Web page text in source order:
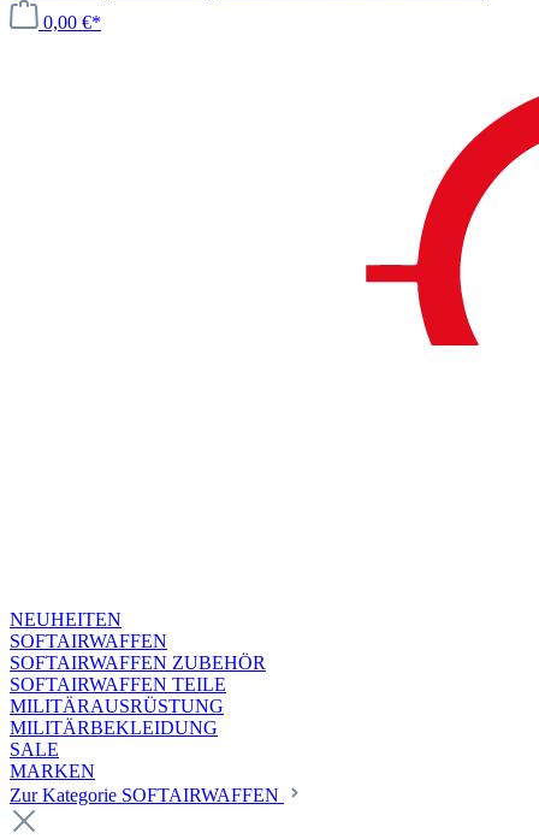
0,00 €*
NEUHEITEN
SOFTAIRWAFFEN
SOFTAIRWAFFEN ZUBEHÖR
SOFTAIRWAFFEN TEILE
MILITÄRAUSRÜSTUNG
MILITÄRBEKLEIDUNG
SALE
MARKEN
Zur Kategorie SOFTAIRWAFFEN